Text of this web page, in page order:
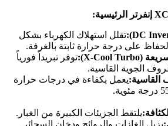
إنفرتر الرئيسية:
تقلل استهلاك الكهرباء بشكل
على درجة حرارة ثابتة بالغرفة.
(X-Cool Turbo):
توفر تبريداً فورياً
الجوية القاسية.
القاسية:يعمل بكفاءة في درجات حرارة
:يلتقط الجزيئات الكبيرة من الغبار.
:يزيل الغازات والروائح ودخان السجائر